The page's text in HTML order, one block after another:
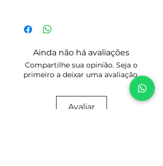
Portanto, só realize a compra se esse
de peças que deseja.
Tenha certeza do modelo e do ano que
você precisa. Tire todas as suas
dúvidas antes de comprar para evitar
respostas esclarecedoras.
Prezamos pela honestidade e boa
encontrou realmente é o que está
procurando você será encaminhado
no Botão: Comprar.
Preencha seus dados cadastrais para
os devidos fins fiscais, faça o
Download do Produto escolhido.
Ainda não há avaliações
Compartilhe sua opinião. Seja o
primeiro a deixar uma avaliação.
Avaliar